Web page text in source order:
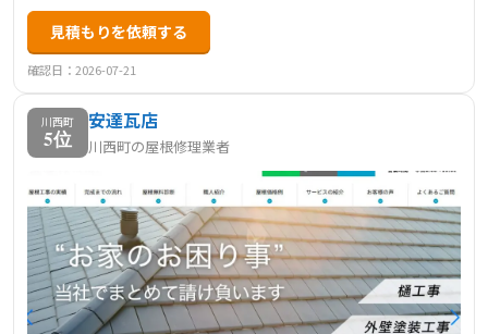
見積もりを依頼する
確認日：2026-07-21
川西町
5位
安達瓦店
川西町の屋根修理業者